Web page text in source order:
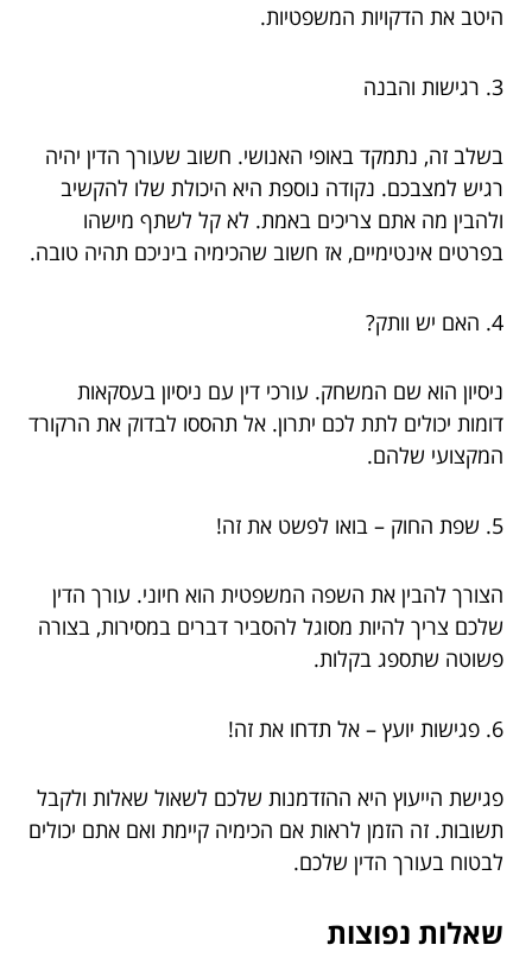
היטב את הדקויות המשפטיות.
3. רגישות והבנה
בשלב זה, נתמקד באופי האנושי. חשוב שעורך הדין יהיה
רגיש למצבכם. נקודה נוספת היא היכולת שלו להקשיב
ולהבין מה אתם צריכים באמת. לא קל לשתף מישהו
בפרטים אינטימיים, אז חשוב שהכימיה ביניכם תהיה טובה.
4. האם יש וותק?
ניסיון הוא שם המשחק. עורכי דין עם ניסיון בעסקאות
דומות יכולים לתת לכם יתרון. אל תהססו לבדוק את הרקורד
המקצועי שלהם.
5. שפת החוק – בואו לפשט את זה!
הצורך להבין את השפה המשפטית הוא חיוני. עורך הדין
שלכם צריך להיות מסוגל להסביר דברים במסירות, בצורה
פשוטה שתספג בקלות.
6. פגישות יועץ – אל תדחו את זה!
פגישת הייעוץ היא ההזדמנות שלכם לשאול שאלות ולקבל
תשובות. זה הזמן לראות אם הכימיה קיימת ואם אתם יכולים
לבטוח בעורך הדין שלכם.
שאלות נפוצות